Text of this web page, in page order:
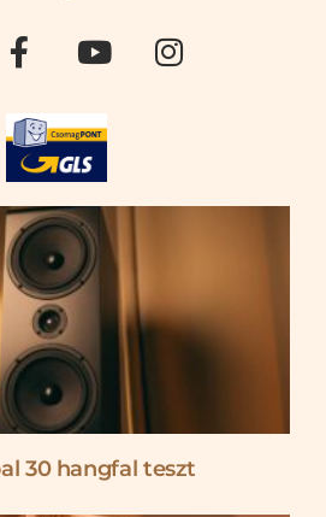
30 hangfal teszt